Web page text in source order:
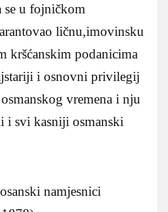
se u fojničkom
ličnu,imovinsku
kršćanskim podanicima
i osnovni privilegij
vremena i nju
i svi kasniji osmanski
namjesnici